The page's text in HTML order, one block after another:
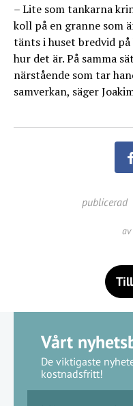
– Lite som tankarna
koll på en granne som
tänts i huset bredvid
hur det är. På samma
närstående som tar
samverkan, säger
publicerad
av
Vårt
De viktigaste
kostnadsfritt!